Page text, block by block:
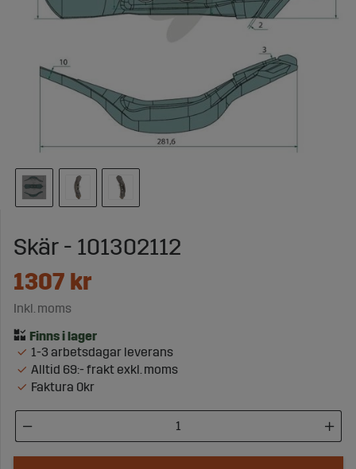
Skär - 101302112
1307 kr
Inkl. moms
1-3 arbetsdagar leverans
Alltid 69:- frakt exkl. moms
Faktura 0kr